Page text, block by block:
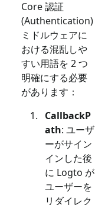
Core 認証
(Authentication)
ミドルウェアに
おける混乱しや
すい用語を 2 つ
明確にする必要
があります：
CallbackP
ath: ユーザ
ーがサイン
インした後
に Logto が
ユーザーを
リダイレク